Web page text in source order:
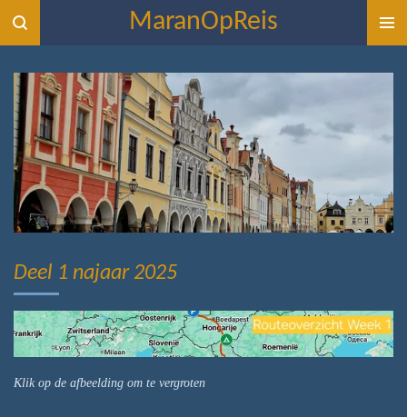
Ga
direct
naar
de
hoofdinhoud
MaranOpReis
Deel 1 najaar 2025
Klik op de afbeelding om te vergroten